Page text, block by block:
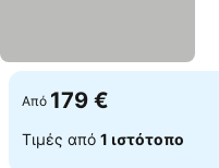
Από 179 €
Τιμές από 1 ιστότοπο